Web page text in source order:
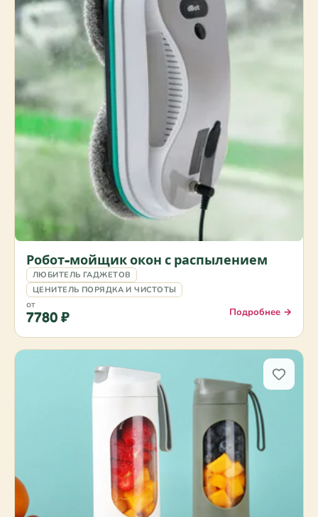
Робот-мойщик окон с распылением
ЛЮБИТЕЛЬ ГАДЖЕТОВ
ЦЕНИТЕЛЬ ПОРЯДКА И ЧИСТОТЫ
от
7780 ₽ Подробнее →